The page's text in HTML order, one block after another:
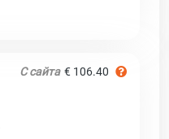
С сайта € 106.40